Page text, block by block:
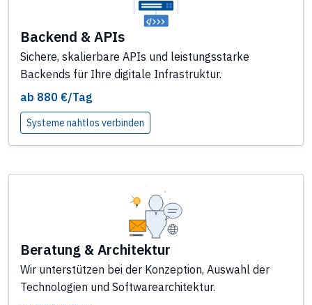
Backend & APIs
Sichere, skalierbare APIs und leistungsstarke
Backends für Ihre digitale Infrastruktur.
ab 880 €/Tag
Systeme nahtlos verbinden
Beratung & Architektur
Wir unterstützen bei der Konzeption, Auswahl der
Technologien und Softwarearchitektur.